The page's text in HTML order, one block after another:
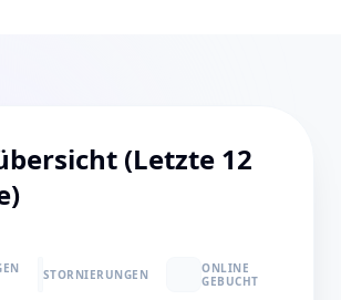
(Letzte 12
STORNIERUNGEN
ONLINE
GEBUCHT